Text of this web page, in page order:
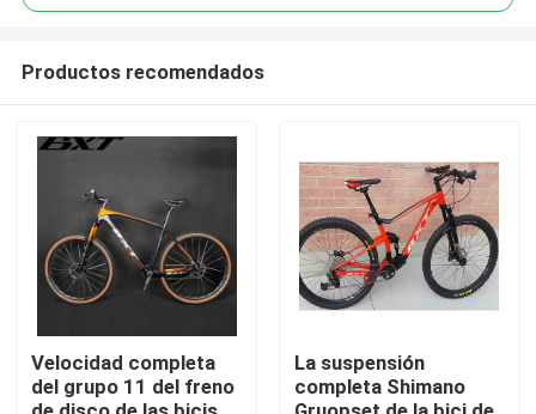
En casa
Productos recomendados
Velocidad completa
del grupo 11 del freno
La suspensión
completa Shimano